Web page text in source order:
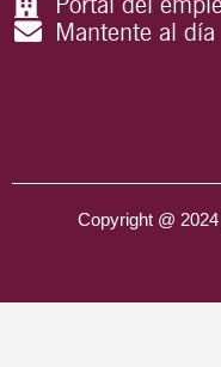
Mantente al día
Copyright @